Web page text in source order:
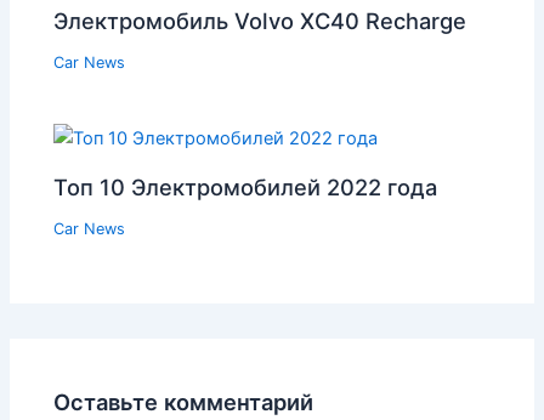
Электромобиль Volvo XC40 Recharge
Car News
Топ 10 Электромобилей 2022 года
Car News
Оставьте комментарий